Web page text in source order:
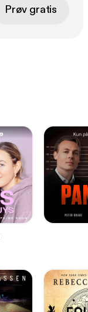
Prøv gratis